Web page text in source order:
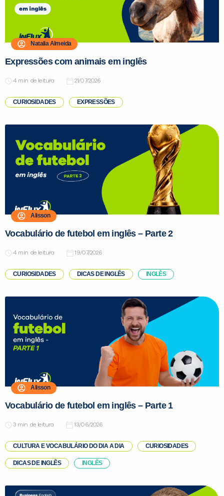
Natalia Almeida
Expressões com animais em inglês
de leitura 21/07/2026
CURIOSIDADES EXPRESSÕES
Alisson
Vocabulário de futebol em inglês – Parte 2
de leitura 19/07/2026
CURIOSIDADES DICAS DE INGLÊS INGLÊS
Alisson
Vocabulário de futebol em inglês – Parte 1
de leitura 13/06/2026
CULTURA E VOCABULÁRIO DO DIA A DIA CURIOSIDADES
DICAS DE INGLÊS INGLÊS
Preencha com seus dados abaixo e
já vamos te colocar em contato
Sim